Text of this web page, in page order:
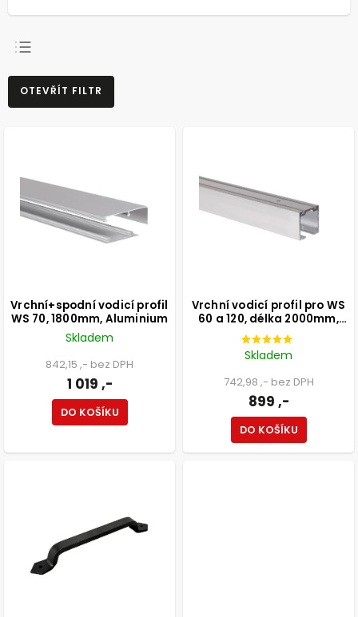
NEJPRODÁVANĚJŠÍ
NEJLEVNĚJŠÍ
OTEVŘÍT FILTR
Vrchní+spodní vodicí profil
WS 70, 1800mm, Aluminium
Skladem
842,15 ,- bez DPH
1 019 ,-
DO KOŠÍKU
Vrchní vodicí profil pro WS
60 a 120, délka 2000mm,
Aluminium
Skladem
742,98 ,- bez DPH
899 ,-
DO KOŠÍKU